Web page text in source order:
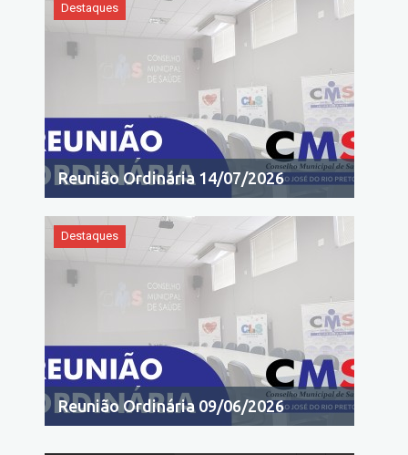
Destaques
Reunião Ordinária 14/07/2026
Destaques
Reunião Ordinária 09/06/2026